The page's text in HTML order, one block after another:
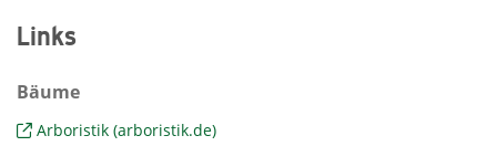
Links
Bäume
Arboristik (arboristik.de)